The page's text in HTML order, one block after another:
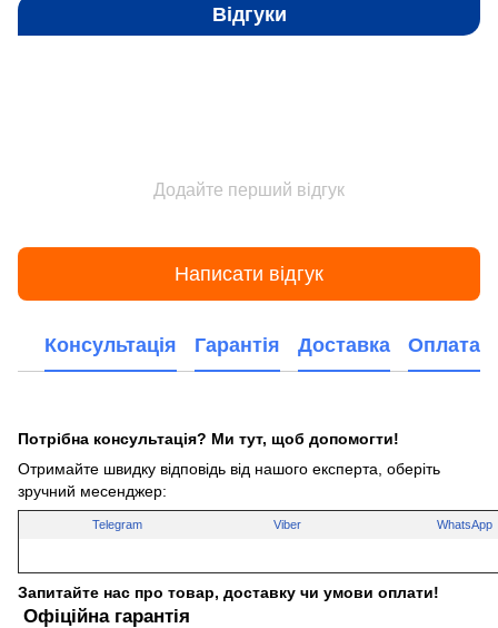
Відгуки
Додайте перший відгук
Написати відгук
Консультація Гарантія Доставка Оплата
Потрібна консультація? Ми тут, щоб допомогти!
Отримайте швидку відповідь від нашого експерта, оберіть
зручний месенджер:
Telegram Viber WhatsApp
Запитайте нас про товар, доставку чи умови оплати!
Офіційна гарантія